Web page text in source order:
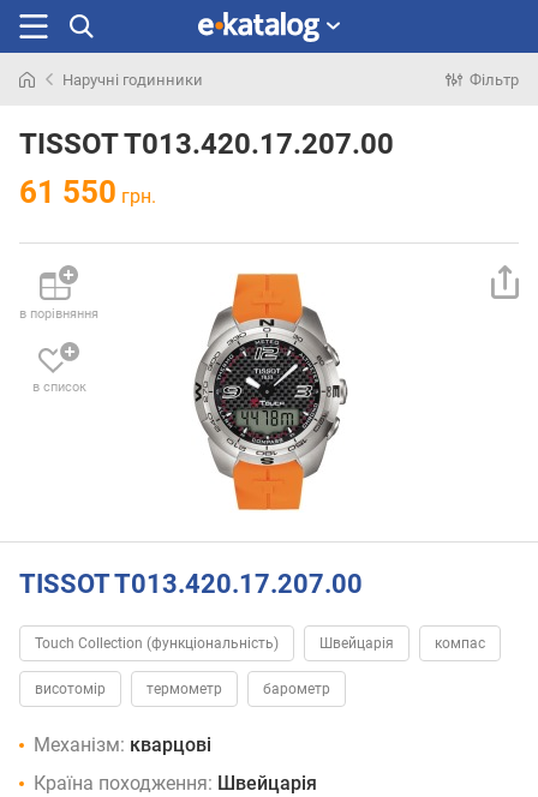
раніше
Наручні годинники Фільтр
TISSOT T013.420.17.207.00
61 550 грн.
в порівняння
в список
TISSOT T013.420.17.207.00
Touch Collection (функціональність) Швейцарія компас
висотомір термометр барометр
Механізм: кварцові
Країна походження: Швейцарія